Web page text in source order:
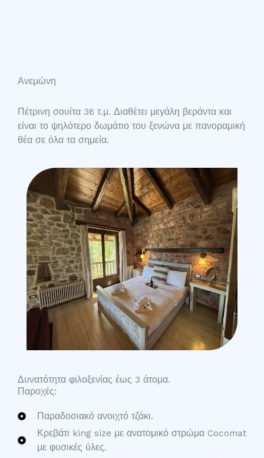
Ανεμώνη
Πέτρινη σουίτα 36 τ.μ. Διαθέτει μεγάλη βεράντα και
είναι το ψηλότερο δωμάτιο του ξενώνα με πανοραμική
θέα σε όλα τα σημεία.
Δυνατότητα φιλοξενίας έως 3 άτομα.
Παροχές:
Παραδοσιακό ανοιχτό τζάκι.
Κρεβάτι king size με ανατομικό στρώμα Cocomat
με φυσικές ύλες.